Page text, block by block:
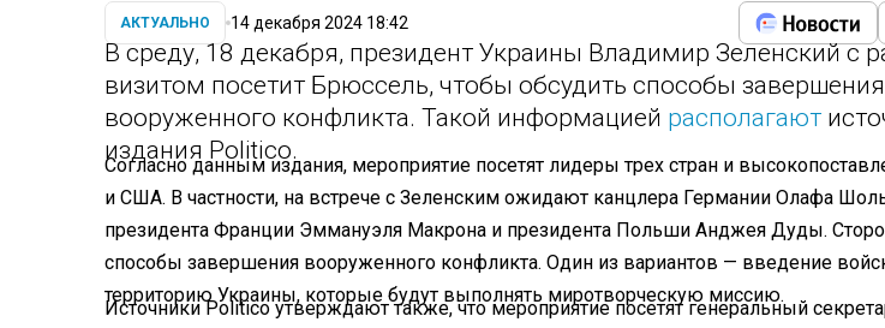
АКТУАЛЬНО 14 декабря 2024 18:42
В среду, 18 декабря, президент Украины Владимир Зеленский с
визитом посетит Брюссель, чтобы обсудить способы завершения
вооруженного конфликта. Такой информацией располагают
издания Politico.
Согласно данным издания, мероприятие посетят лидеры трех стран и
и США. В частности, на встрече с Зеленским ожидают канцлера Германии Олафа
президента Франции Эммануэля Макрона и президента Польши Анджея Дуды.
способы завершения вооруженного конфликта. Один из вариантов — введение
территорию Украины, которые будут выполнять миротворческую миссию.
Источники Politico утверждают также, что мероприятие посетят генеральный